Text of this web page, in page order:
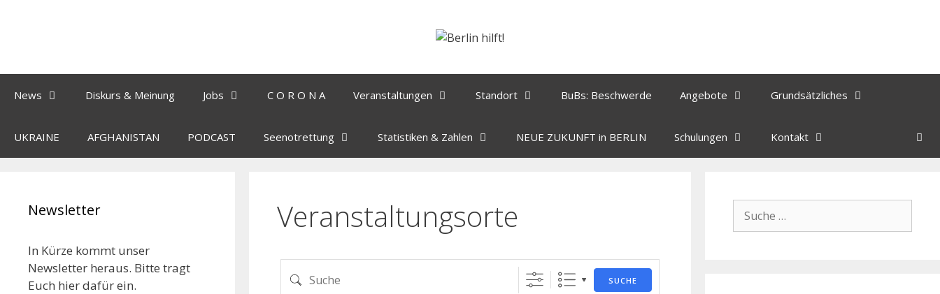
News Diskurs & Meinung Jobs C O R O N A Veranstaltungen Standort BuBs: Beschwerde Angebote Grundsätzliches
UKRAINE AFGHANISTAN PODCAST Seenotrettung Statistiken & Zahlen NEUE ZUKUNFT in BERLIN Schulungen Kontakt
Veranstaltungsorte
SUCHE
Newsletter
In Kürze kommt unser
Newsletter heraus. Bitte tragt
Euch hier dafür ein.